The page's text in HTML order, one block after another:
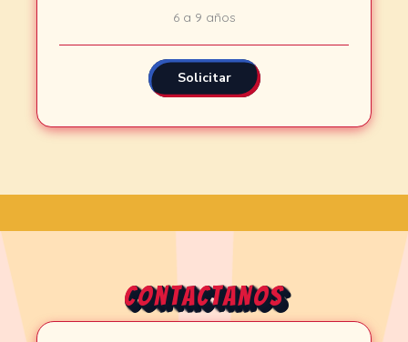
6 a 9 años
Solicitar
Contactanos